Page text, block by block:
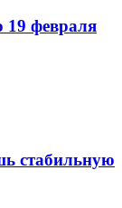
19 февраля
стабильную